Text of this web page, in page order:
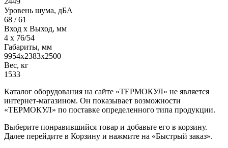
Уровень шума, дБА
68 / 61
Вход х Выход, мм
4 х 76/54
Габариты, мм
9954х2383х2500
Вес, кг
1533
Каталог оборудования на сайте «ТЕРМОКУЛ» не является
интернет-магазином. Он показывает возможности
«ТЕРМОКУЛ» по поставке определенного типа продукции.
Выберите понравившийся товар и добавьте его в корзину.
Далее перейдите в Корзину и нажмите на «Быстрый заказ».